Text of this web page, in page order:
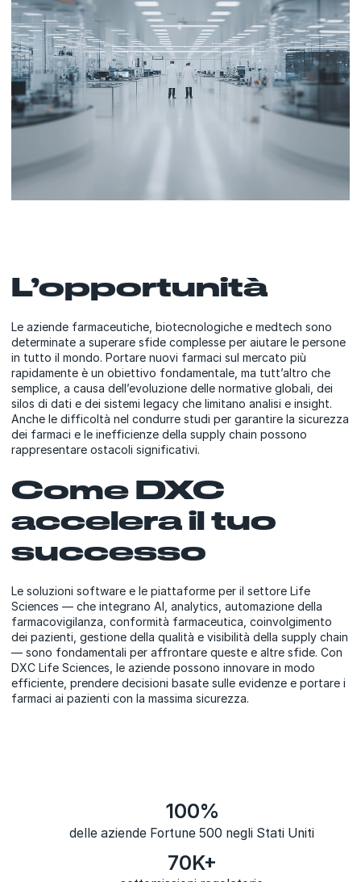
L’opportunità
Le aziende farmaceutiche, biotecnologiche e medtech sono
determinate a superare sfide complesse per aiutare le persone
in tutto il mondo. Portare nuovi farmaci sul mercato più
rapidamente è un obiettivo fondamentale, ma tutt’altro che
semplice, a causa dell’evoluzione delle normative globali, dei
silos di dati e dei sistemi legacy che limitano analisi e insight.
Anche le difficoltà nel condurre studi per garantire la sicurezza
dei farmaci e le inefficienze della supply chain possono
rappresentare ostacoli significativi.
Come DXC
accelera il tuo
successo
Le soluzioni software e le piattaforme per il settore Life
Sciences — che integrano AI, analytics, automazione della
farmacovigilanza, conformità farmaceutica, coinvolgimento
dei pazienti, gestione della qualità e visibilità della supply chain
— sono fondamentali per affrontare queste e altre sfide. Con
DXC Life Sciences, le aziende possono innovare in modo
efficiente, prendere decisioni basate sulle evidenze e portare i
farmaci ai pazienti con la massima sicurezza.
100%
delle aziende Fortune 500 negli Stati Uniti
70K+